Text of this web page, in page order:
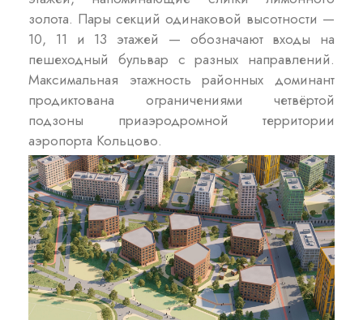
золота. Пары секций одинаковой высотности —
10, 11 и 13 этажей — обозначают входы на
пешеходный бульвар с разных направлений.
Максимальная этажность районных доминант
продиктована ограничениями четвёртой
подзоны приаэродромной территории
аэропорта Кольцово.